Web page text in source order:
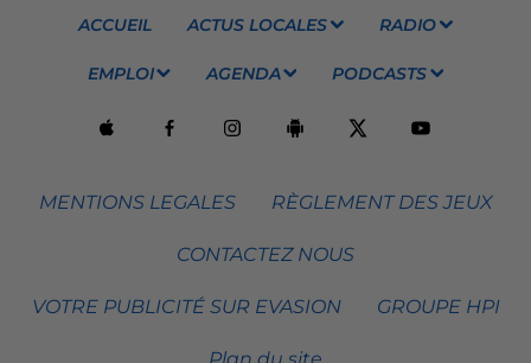
ACCUEIL ACTUS LOCALES RADIO
EMPLOI AGENDA PODCASTS
MENTIONS LEGALES RÈGLEMENT DES JEUX
CONTACTEZ NOUS
VOTRE PUBLICITÉ SUR EVASION GROUPE HPI
Plan du site